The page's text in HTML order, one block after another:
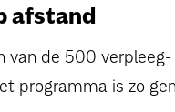
afstand
van de 500
programma is zo